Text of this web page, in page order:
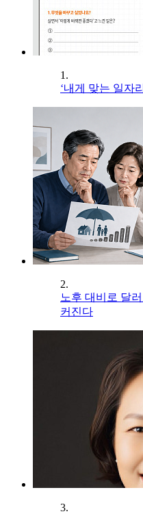
1.
‘내게 맞는 일자
2.
노후 대비로 달
커진다
3.